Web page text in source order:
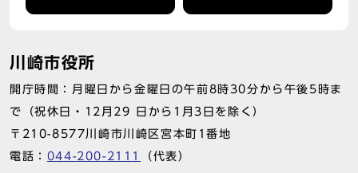
川崎市役所
開庁時間：月曜日から金曜日の午前8時30分から午後5時ま
で（祝休日・12月29 日から1月3日を除く）
〒210-8577川崎市川崎区宮本町1番地
電話： 044-200-2111 （代表）